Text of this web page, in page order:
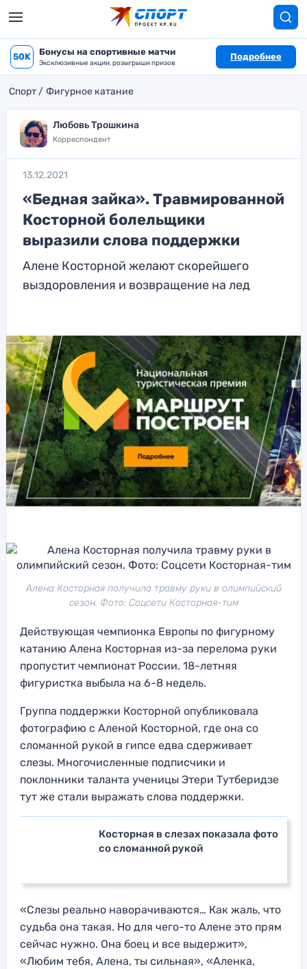
50K Бонусы на спортивные матчи
Эксклюзивные акции, розыгрыши призов
Подробнее
Спорт Фигурное катание
Любовь Трошкина
Корреспондент
13.12.2021
«Бедная зайка». Травмированной
Косторной болельщики
выразили слова поддержки
Алене Косторной желают скорейшего
выздоровления и возвращение на лед
Алена Косторная получила травму руки в олимпийский
сезон. Фото: Соцсети Косторная-тим
Действующая чемпионка Европы по фигурному
катанию Алена Косторная из-за перелома руки
пропустит чемпионат России. 18-летняя
фигуристка выбыла на 6-8 недель.
Группа поддержки Косторной опубликовала
фотографию с Аленой Косторной, где она со
сломанной рукой в гипсе едва сдерживает
слезы. Многочисленные подписчики и
поклонники таланта ученицы Этери Тутберидзе
тут же стали выражать слова поддержки.
Косторная в слезах показала фото
со сломанной рукой
«Слезы реально наворачиваются… Как жаль, что
судьба она такая. Но для чего-то Алене это прям
сейчас нужно. Она боец и все выдержит»,
«Любим тебя, Алена, ты сильная», «Аленка,